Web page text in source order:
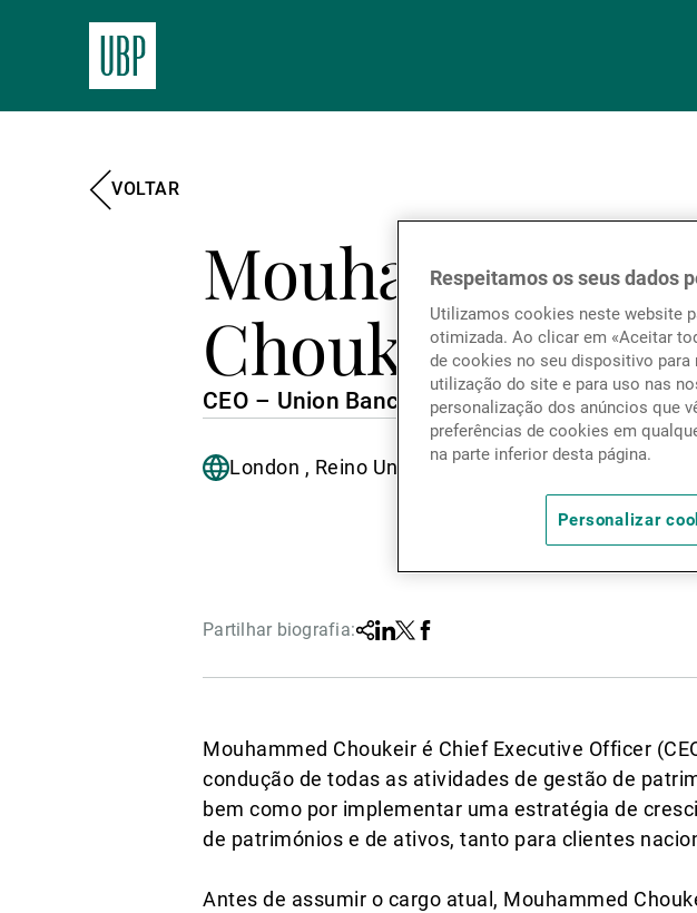
VOLTAR
Mouhammed
Choukeir
CEO – Union Bancaire Privée (UK) Limited
London , Reino Unido
Partilhar biografia:Partilhar
Linkedin
Twitter
Facebook
Mouhammed Choukeir é Chief Executive Officer
condução de todas as atividades de gestão de
bem como por implementar uma estratégia de
de patrimónios e de ativos, tanto para clientes
Antes de assumir o cargo atual, Mouhammed
Respeitamos os seus dados
Utilizamos cookies neste website
otimizada. Ao clicar em «Aceitar
de cookies no seu dispositivo para
utilização do site e para uso nas
personalização dos anúncios que
preferências de cookies em
na parte inferior desta página.
Personalizar